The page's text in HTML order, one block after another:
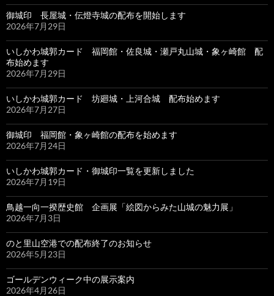
御城印 長屋城・伝燈寺城の配布を開始します
2026年7月29日
いしかわ城郭カード 福岡館・佐良城・瀬戸丸山城・象ヶ崎館 配
布始めます
2026年7月29日
いしかわ城郭カード 坊廻城・上河合城 配布始めます
2026年7月27日
御城印 福岡館・象ヶ崎館の配布を始めます
2026年7月24日
いしかわ城郭カード・御城印一覧を更新しました
2026年7月19日
鳥越一向一揆歴史館 企画展「絵図からみた山城の魅力展」
2026年7月3日
のと里山空港での配布終了のお知らせ
2026年5月23日
ゴールデンウィーク中の展示案内
2026年4月26日